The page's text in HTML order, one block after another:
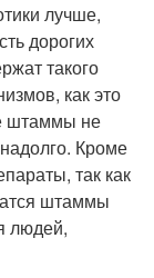
лучше,
дорогих
такого
как это
штаммы не
Кроме
так как
штаммы
людей,